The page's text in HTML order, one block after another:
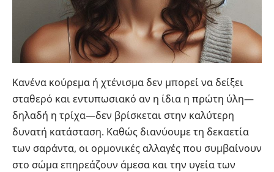
Κανένα κούρεμα ή χτένισμα δεν μπορεί να δείξει
σταθερό και εντυπωσιακό αν η ίδια η πρώτη ύλη—
δηλαδή η τρίχα—δεν βρίσκεται στην καλύτερη
δυνατή κατάσταση. Καθώς διανύουμε τη δεκαετία
των σαράντα, οι ορμονικές αλλαγές που συμβαίνουν
στο σώμα επηρεάζουν άμεσα και την υγεία των